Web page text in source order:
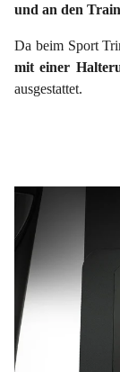
und an den
Da beim Sport
mit einer
ausgestattet.